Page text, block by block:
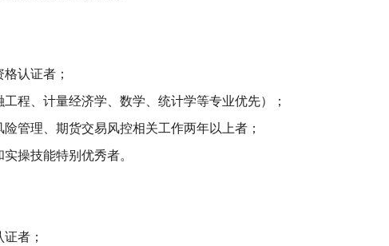
认证者；
程、计量经济学、数学、统计学等专业优先）；
管理、期货交易风控相关工作两年以上者；
操技能特别优秀者。
者；